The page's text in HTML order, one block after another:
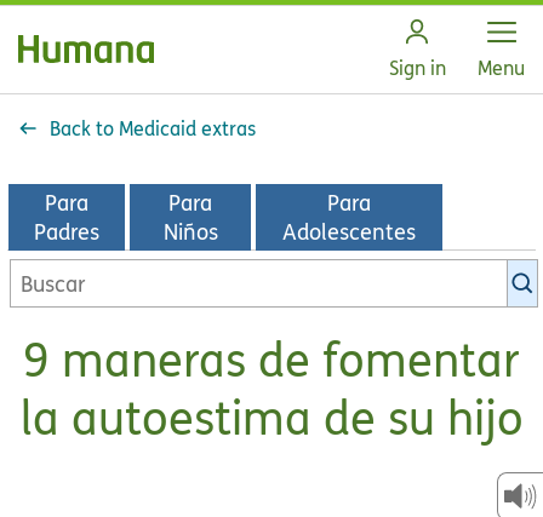
Sign in Open
Menu
Back to Medicaid extras
Para
Padres
Para
Niños
Para
Adolescentes
Buscar
en
biblioteca
KidsHealth
9 maneras de fomentar
la autoestima de su hijo